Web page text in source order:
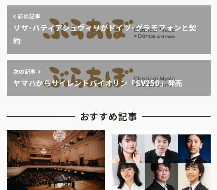
前の記事
リサ･バティアシュヴィリがドイツ･グラモフォンと契
約
次の記事
ヤマハからサイレントバイオリン「SV250」発売
おすすめ記事